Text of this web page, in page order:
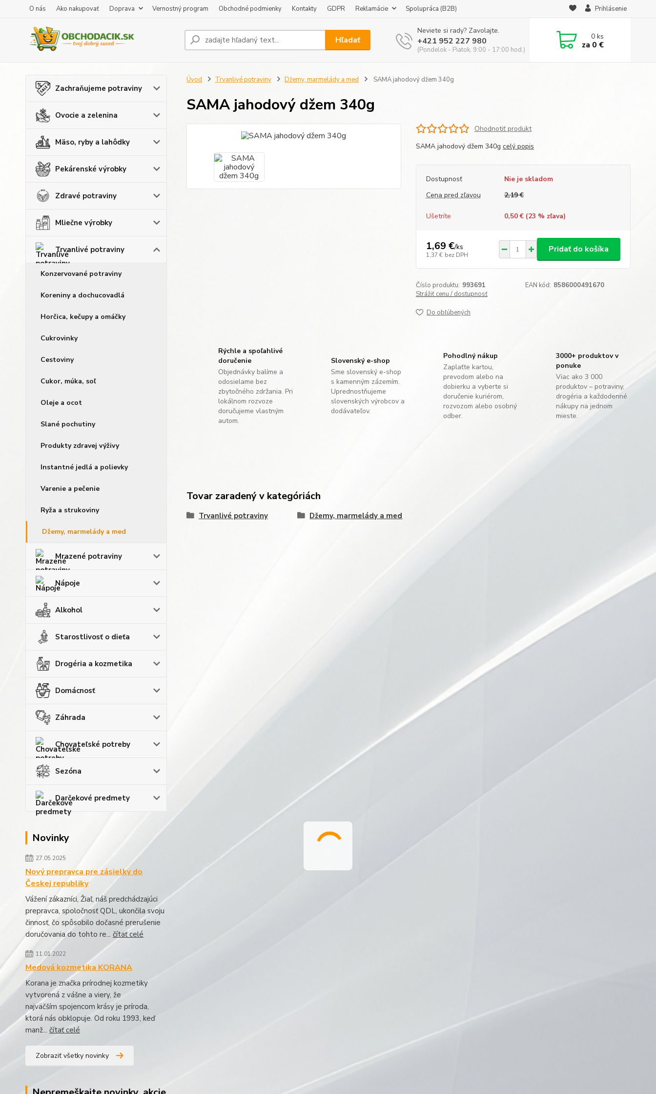
O nás Ako nakupovať Doprava Vernostný program Obchodné podmienky Kontakty GDPR Reklamácie Spolupráca (B2B) Prihlásenie
Hľadať
Neviete si rady? Zavolajte.
+421 952 227 980
(Pondelok - Piatok, 9:00 - 17:00 hod.)
0ks
za 0 €
Zachraňujeme potraviny
Ovocie a zelenina
Mäso, ryby a lahôdky
Pekárenské výrobky
Zdravé potraviny
Mliečne výrobky
Trvanlivé potraviny
Konzervované potraviny
Koreniny a dochucovadlá
Horčica, kečupy a omáčky
Cukrovinky
Cestoviny
Cukor, múka, soľ
Oleje a ocot
Slané pochutiny
Produkty zdravej výživy
Instantné jedlá a polievky
Varenie a pečenie
Ryža a strukoviny
Džemy, marmelády a med
Mrazené potraviny
Nápoje
Alkohol
Starostlivosť o dieťa
Drogéria a kozmetika
Domácnosť
Záhrada
Chovateľské potreby
Sezóna
Darčekové predmety
Novinky
27.05.2025
Nový prepravca pre zásielky do
Českej republiky
Vážení zákazníci, Žiaľ, náš predchádzajúci
prepravca, spoločnosť QDL, ukončila svoju
činnosť, čo spôsobilo dočasné prerušenie
doručovania do tohto re... čítať celé
11.01.2022
Medová kozmetika KORANA
Korana je značka prírodnej kozmetiky
vytvorená z vášne a viery, že
najväčším spojencom krásy je príroda,
ktorá nás obklopuje. Od roku 1993, keď
manž... čítať celé
Zobraziť všetky novinky
Úvod Trvanlivé potraviny Džemy, marmelády a med SAMA jahodový džem 340g
SAMA jahodový džem 340g
Ohodnotiť produkt
SAMA jahodový džem 340g celý popis
Dostupnosť
Nie je skladom
Cena pred zľavou
2,19 €
Ušetríte 0,50 € (23 % zľava)
1,69 €/ks
1,37 € bez DPH
Pridať do košíka
Číslo produktu: 993691 EAN kód: 8586000491670
Strážiť cenu / dostupnosť
Do obľúbených
Rýchle a spoľahlivé
doručenie
Objednávky balíme a
odosielame bez
zbytočného zdržania. Pri
lokálnom rozvoze
doručujeme vlastným
autom.
Slovenský e-shop
Sme slovenský e-shop
s kamenným zázemím.
Uprednostňujeme
slovenských výrobcov a
dodávateľov.
Pohodlný nákup
Zaplaťte kartou,
prevodom alebo na
dobierku a vyberte si
doručenie kuriérom,
rozvozom alebo osobný
odber.
3000+ produktov v
ponuke
Viac ako 3 000
produktov – potraviny,
drogéria a každodenné
nákupy na jednom
mieste.
Tovar zaradený v kategóriách
Trvanlivé potraviny Džemy, marmelády a med